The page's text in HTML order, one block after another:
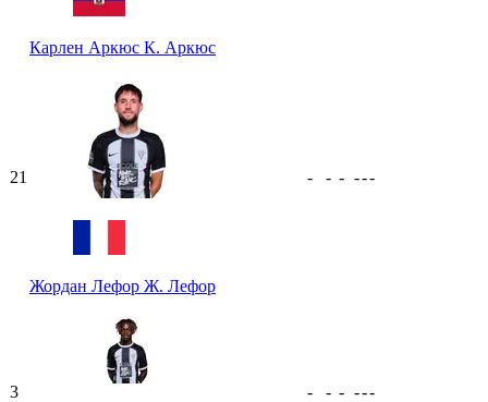
Карлен Аркюс К. Аркюс
21
Жордан Лефор Ж. Лефор
- - - ---
3 - - - ---